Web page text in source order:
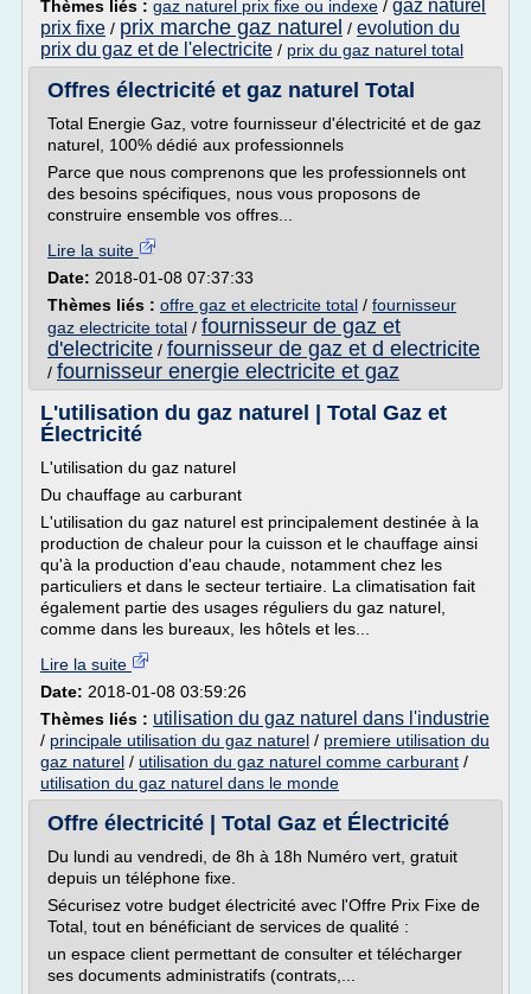
Thèmes liés : gaz naturel prix fixe ou indexe / gaz naturel
prix fixe / prix marche gaz naturel / evolution du
prix du gaz et de l'electricite / prix du gaz naturel total
Offres électricité et gaz naturel Total
Total Energie Gaz, votre fournisseur d'électricité et de gaz
naturel, 100% dédié aux professionnels
Parce que nous comprenons que les professionnels ont
des besoins spécifiques, nous vous proposons de
construire ensemble vos offres...
Lire la suite
Date: 2018-01-08 07:37:33
Thèmes liés : offre gaz et electricite total / fournisseur
gaz electricite total / fournisseur de gaz et
d'electricite / fournisseur de gaz et d electricite
/ fournisseur energie electricite et gaz
L'utilisation du gaz naturel | Total Gaz et
Électricité
L'utilisation du gaz naturel
Du chauffage au carburant
L'utilisation du gaz naturel est principalement destinée à la
production de chaleur pour la cuisson et le chauffage ainsi
qu'à la production d'eau chaude, notamment chez les
particuliers et dans le secteur tertiaire. La climatisation fait
également partie des usages réguliers du gaz naturel,
comme dans les bureaux, les hôtels et les...
Lire la suite
Date: 2018-01-08 03:59:26
Thèmes liés : utilisation du gaz naturel dans l'industrie
/ principale utilisation du gaz naturel / premiere utilisation du
gaz naturel / utilisation du gaz naturel comme carburant /
utilisation du gaz naturel dans le monde
Offre électricité | Total Gaz et Électricité
Du lundi au vendredi, de 8h à 18h Numéro vert, gratuit
depuis un téléphone fixe.
Sécurisez votre budget électricité avec l'Offre Prix Fixe de
Total, tout en bénéficiant de services de qualité :
un espace client permettant de consulter et télécharger
ses documents administratifs (contrats,...